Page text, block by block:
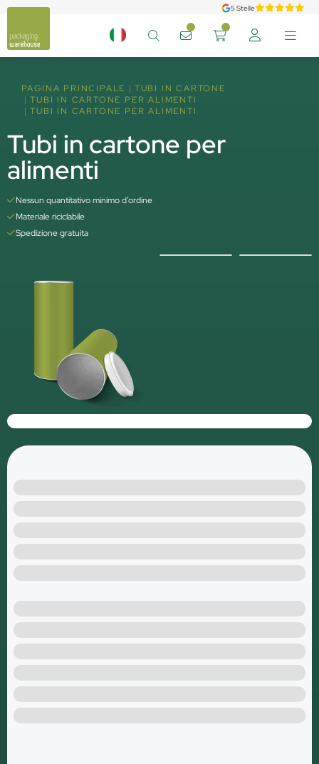
5 Stelle
PAGINA PRINCIPALE
TUBI IN CARTONE
TUBI IN CARTONE PER ALIMENTI
TUBI IN CARTONE PER ALIMENTI
Tubi in cartone per
alimenti
Nessun quantitativo minimo d’ordine
Materiale riciclabile
Spedizione gratuita